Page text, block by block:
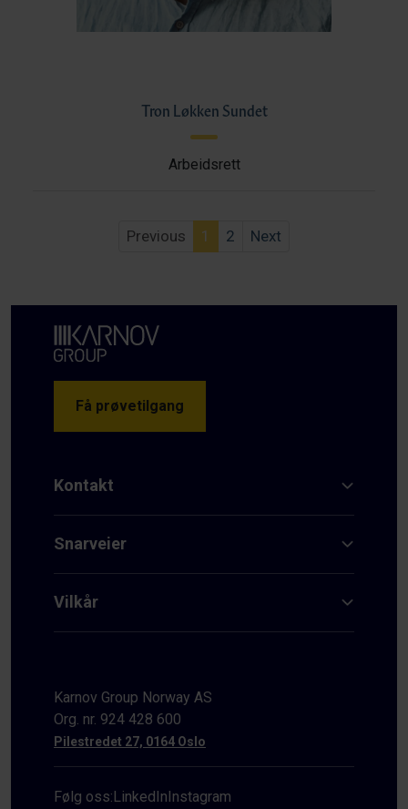
Tron Løkken Sundet
Arbeidsrett
Previous 1 2 Next
Få prøvetilgang
Kontakt
Snarveier
Vilkår
Karnov Group Norway AS
Org. nr. 924 428 600
Pilestredet 27, 0164 Oslo
Følg oss:LinkedInInstagram